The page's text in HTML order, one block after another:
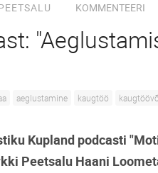
KOMMENTEERI
aeglustamine kaugtöö
Kupland podcasti
Peetsalu Haani